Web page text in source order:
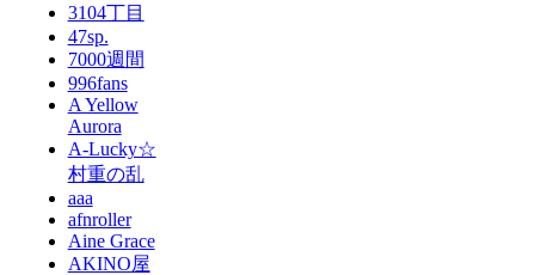
3104丁目
47sp.
7000週間
996fans
A Yellow
Aurora
A-Lucky☆
村重の乱
aaa
afnroller
Aine Grace
AKINO屋